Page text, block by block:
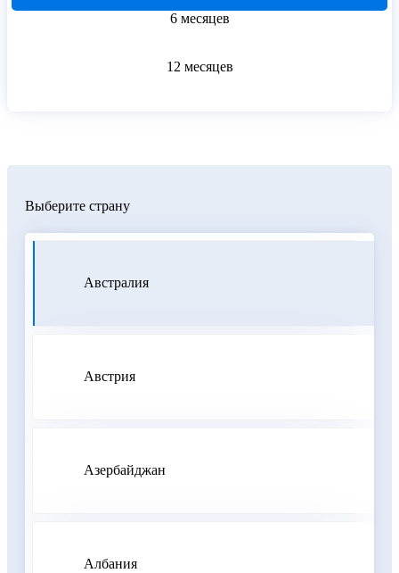
6 месяцев
12 месяцев
Выберите страну
Австралия
Австрия
Азербайджан
Албания